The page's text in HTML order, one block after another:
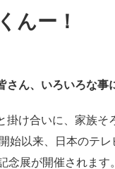
んー！
ん、いろいろな事
け合いに、家族そ
始以来、日本のテレ
念展が開催されます。